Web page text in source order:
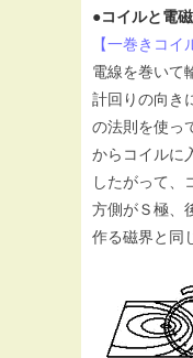
●コイルと電
【一巻きコイ
電線を巻いて
計回りの向き
の法則を使っ
からコイルに
したがって、
方側がＳ極、
作る磁界と同